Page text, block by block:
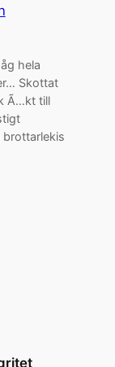
hela
Skottat
Ã…kt till
brottarlekis